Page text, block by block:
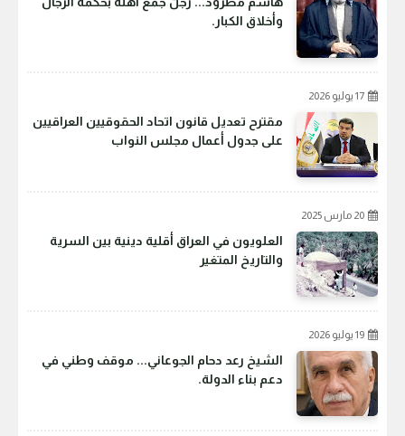
وأخلاق الكبار.
17 يوليو 2026
مقترح تعديل قانون اتحاد الحقوقيين العراقيين
على جدول أعمال مجلس النواب
20 مارس 2025
العلويون في العراق أقلية دينية بين السرية
والتاريخ المتغير
19 يوليو 2026
الشيخ رعد دحام الجوعاني... موقف وطني في
دعم بناء الدولة.